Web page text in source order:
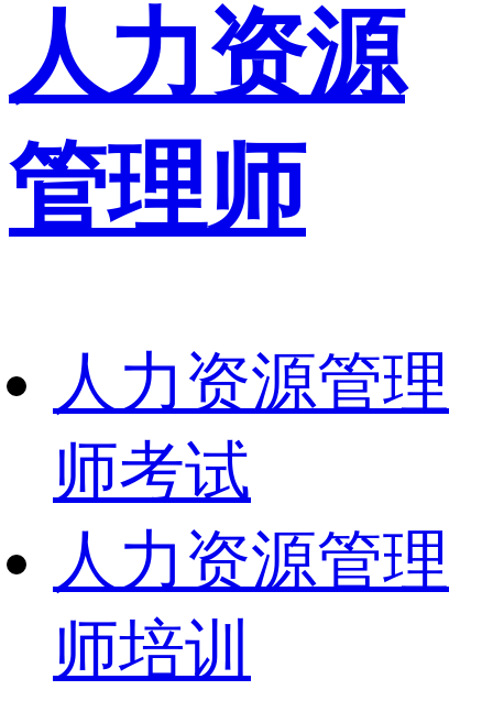
人力资源
管理师
人力资源管理
师考试
人力资源管理
师培训